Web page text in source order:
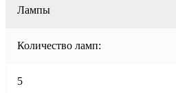
Лампы
Количество ламп:
5